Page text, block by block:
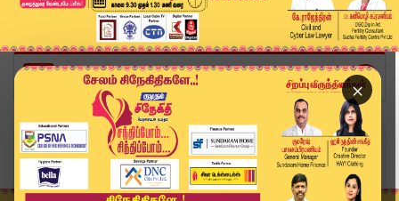
×
Home
வீடியோ ஸ்டோரி
DMK | MKStalin | Supreme Court | SIR-க்கு எதிரா...